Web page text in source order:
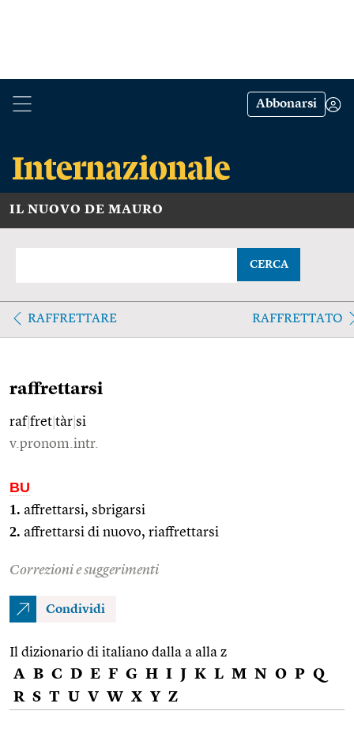
Abbonarsi
IL NUOVO DE MAURO
CERCA
RAFFRETTARE RAFFRETTATO
raffrettarsi
raf|fret tàr si
v.pronom.intr.
BU
1. affrettarsi, sbrigarsi
2. affrettarsi di nuovo, riaffrettarsi
Correzioni e suggerimenti
Condividi
Il dizionario di italiano dalla a alla z
A B C D E F G H I J K L M N O P Q
R S T U V W X Y Z